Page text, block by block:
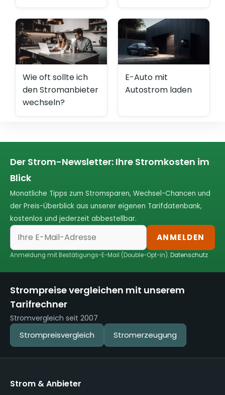
Wie oft sollte ich
den Stromanbieter
wechseln?
E-Auto mit
Autostrom laden
Der Strom-Newsletter: Ihre Stromkosten im
Blick
Monatliche Tipps zum Stromsparen, Wechsel-Chancen und
der Preis-Überblick aus unserer eigenen Tarifdatenbank,
kostenlos und jederzeit abbestellbar.
ANMELDEN
Anmeldung mit Bestätigungs-E-Mail (Double-Opt-in).Datenschutz
Strompreise vergleichen mit unserem
Tarifrechner
Stromvergleich seit 2007
Strompreisvergleich Stromerzeugung
Strom & Anbieter